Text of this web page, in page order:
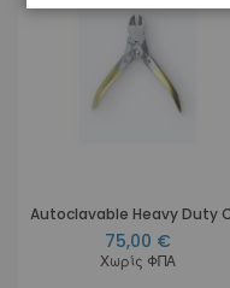
75,00 €
Χωρίς ΦΠΑ